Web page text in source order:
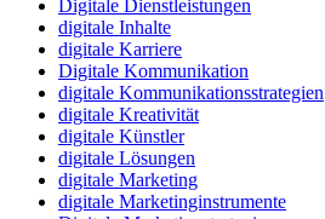
Digitale Dienstleistungen
digitale Inhalte
digitale Karriere
Digitale Kommunikation
digitale Kommunikationsstrategien
digitale Kreativität
digitale Künstler
digitale Lösungen
digitale Marketing
digitale Marketinginstrumente